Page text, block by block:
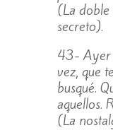
(La doble
secreto).
43- Ayer
vez, que
busqué.
aquellos.
(La